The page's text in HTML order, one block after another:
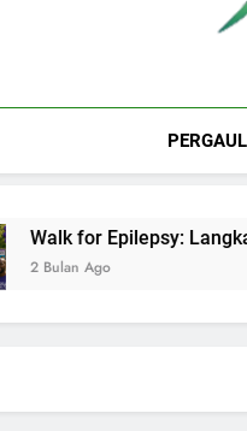
for Epilepsy: Langkah
Bulan Ago